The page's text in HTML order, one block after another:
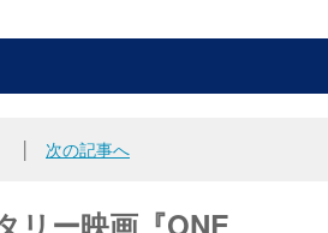
次の記事へ
リー映画『ONE